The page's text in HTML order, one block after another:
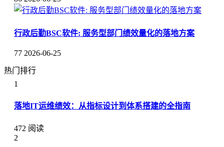
行政后勤BSC软件: 服务型部门绩效量化的落地方案
77 2026-06-25
热门排行
1
落地IT运维绩效：从指标设计到体系搭建的全指南
472 阅读
2